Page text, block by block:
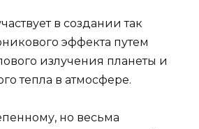
в создании так
эффекта путем
излучения планеты и
тепла в атмосфере.
но весьма